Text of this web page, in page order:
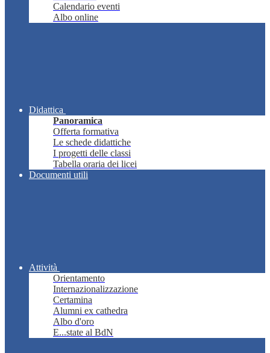
Calendario eventi
Albo online
Didattica
Panoramica
Offerta formativa
Le schede didattiche
I progetti delle classi
Tabella oraria dei licei
Documenti utili
Attività
Orientamento
Internazionalizzazione
Certamina
Alumni ex cathedra
Albo d'oro
E...state al BdN